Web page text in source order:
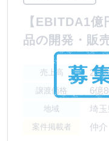
【EBITDA1
品の開発・販
売上高 2億
譲渡価格 6億
地域 埼
案件掲載者 仲介